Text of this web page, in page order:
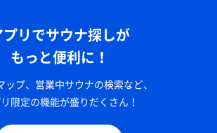
プリでサウナ探しが
もっと便利に！
ップ、営業中サウナの検索など、
限定の機能が盛りだくさん！